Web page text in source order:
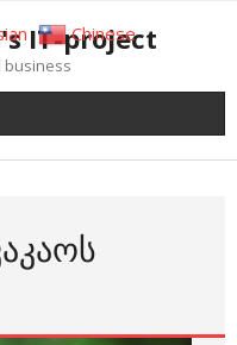
IT-project
business
Chinese